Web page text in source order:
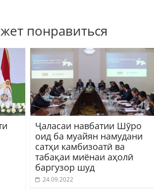
понравиться
Ҷаласаи навбатии Шӯро
оид ба муайян намудани
сатҳи камбизоатӣ ва
табақаи миёнаи аҳолӣ
баргузор шуд
24.09.2022